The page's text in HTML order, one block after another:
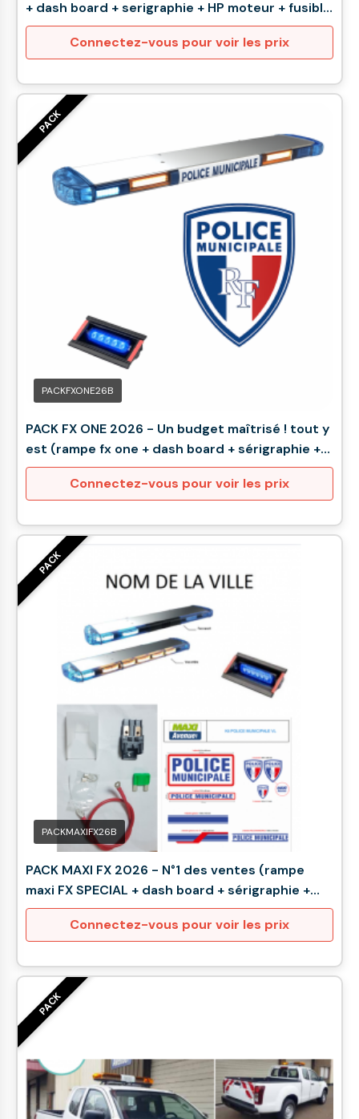
+ dash board + serigraphie + HP moteur + fusible
15A)
Connectez-vous pour voir les prix
PACKFXONE26B
PACK
PACK FX ONE 2026 - Un budget maîtrisé ! tout y
est (rampe fx one + dash board + sérigraphie +
fusible + lettrine)
Connectez-vous pour voir les prix
PACKMAXIFX26B
PACK
PACK MAXI FX 2026 - N°1 des ventes (rampe
maxi FX SPECIAL + dash board + sérigraphie +
fusible 15A + lettrine)
Connectez-vous pour voir les prix
PACK